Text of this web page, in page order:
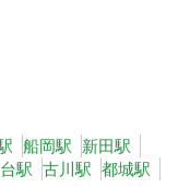
船岡駅 新田駅
駅 古川駅 都城駅